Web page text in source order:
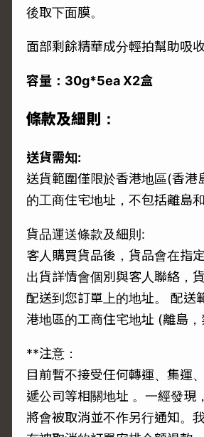
後取下面膜。
面部剩餘精華成分輕拍幫助吸收
容量：30g*5ea X2盒
條款及細則：
送貨需知:
送貨範圍僅限於香港地區(香港
的工商住宅地址，不包括離島和
貨品運送條款及細則:
客人購買貨品後，貨品會在指
出貨詳情會個別與客人聯絡，
配送到您訂單上的地址。 配送
港地區的工商住宅地址 (離島，
**注意：
目前暫不接受任何轉運、集運
遞公司等相關地址 。一經發現
將會被取消並不作另行通知。